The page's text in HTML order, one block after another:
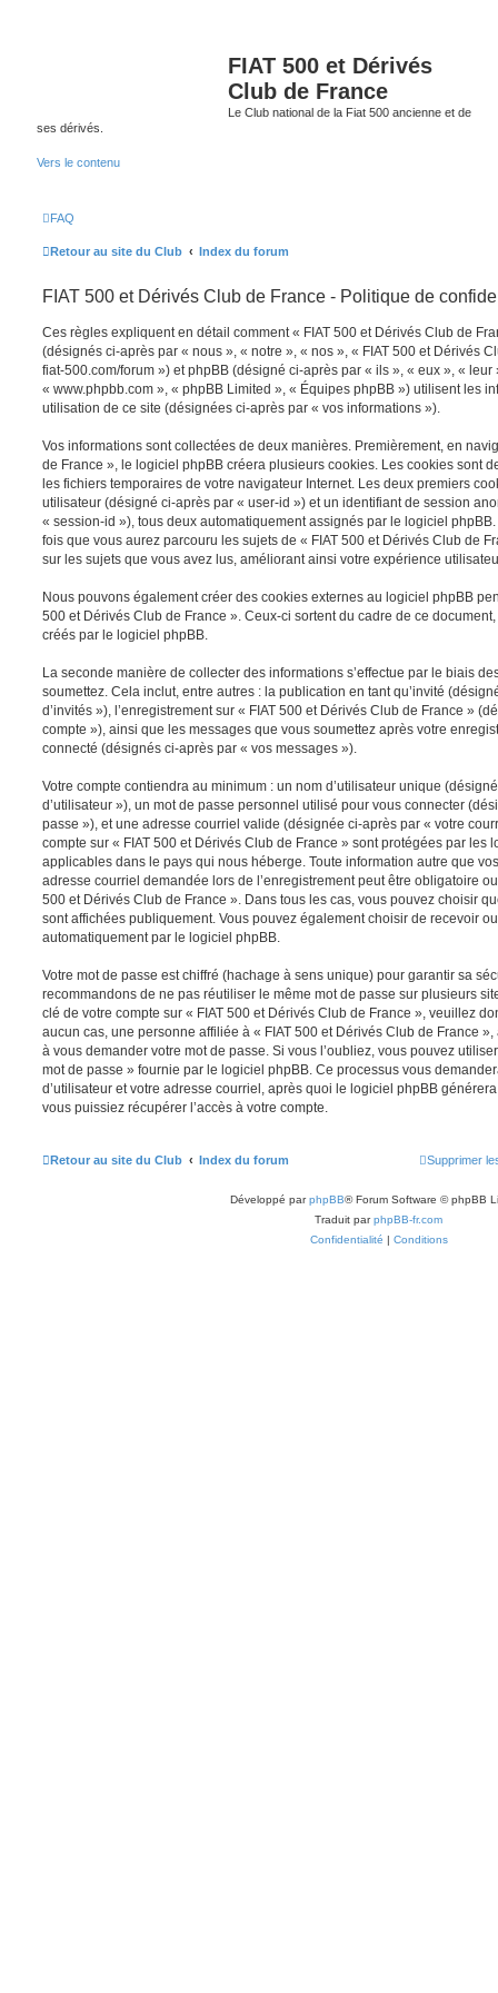
FIAT 500 et Dérivés
Club de France
Le Club national de la Fiat 500 ancienne et de
ses dérivés.
Vers le contenu
FAQ
Retour au site du Club Index du forum
FIAT 500 et Dérivés Club de France - Politique de
Ces règles expliquent en détail comment « FIAT 500 et Dérivés Club de
(désignés ci-après par « nous », « notre », « nos », « FIAT 500 et Dérivés
fiat-500.com/forum ») et phpBB (désigné ci-après par « ils », « eux », «
« www.phpbb.com », « phpBB Limited », « Équipes phpBB ») utilisent les
utilisation de ce site (désignées ci-après par « vos informations »).
Vos informations sont collectées de deux manières. Premièrement, en
de France », le logiciel phpBB créera plusieurs cookies. Les cookies sont
les fichiers temporaires de votre navigateur Internet. Les deux premiers
utilisateur (désigné ci-après par « user-id ») et un identifiant de session
« session-id »), tous deux automatiquement assignés par le logiciel
fois que vous aurez parcouru les sujets de « FIAT 500 et Dérivés Club de
sur les sujets que vous avez lus, améliorant ainsi votre expérience
Nous pouvons également créer des cookies externes au logiciel phpBB
500 et Dérivés Club de France ». Ceux-ci sortent du cadre de ce
créés par le logiciel phpBB.
La seconde manière de collecter des informations s’effectue par le biais
soumettez. Cela inclut, entre autres : la publication en tant qu’invité
d’invités »), l’enregistrement sur « FIAT 500 et Dérivés Club de France »
compte »), ainsi que les messages que vous soumettez après votre
connecté (désignés ci-après par « vos messages »).
Votre compte contiendra au minimum : un nom d’utilisateur unique
d’utilisateur »), un mot de passe personnel utilisé pour vous connecter
passe »), et une adresse courriel valide (désignée ci-après par « votre
compte sur « FIAT 500 et Dérivés Club de France » sont protégées par les
applicables dans le pays qui nous héberge. Toute information autre que
adresse courriel demandée lors de l’enregistrement peut être obligatoire
500 et Dérivés Club de France ». Dans tous les cas, vous pouvez choisir
sont affichées publiquement. Vous pouvez également choisir de recevoir
automatiquement par le logiciel phpBB.
Votre mot de passe est chiffré (hachage à sens unique) pour garantir sa
recommandons de ne pas réutiliser le même mot de passe sur plusieurs
clé de votre compte sur « FIAT 500 et Dérivés Club de France », veuillez
aucun cas, une personne affiliée à « FIAT 500 et Dérivés Club de France
à vous demander votre mot de passe. Si vous l’oubliez, vous pouvez
mot de passe » fournie par le logiciel phpBB. Ce processus vous
d’utilisateur et votre adresse courriel, après quoi le logiciel phpBB
vous puissiez récupérer l’accès à votre compte.
Retour au site du Club Index du forum Supprimer
Développé parphpBB® Forum Software © phpBB
Traduit parphpBB-fr.com
Confidentialité | Conditions